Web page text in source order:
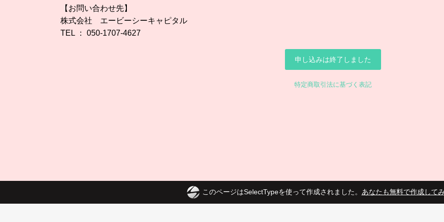
【お問い合わせ先】
株式会社 エービーシーキャピタル
TEL ： 050-1707-4627
申し込みは終了しました
特定商取引法に基づく表記
このページはSelectTypeを使って作成されました。 あなたも無料で作成して